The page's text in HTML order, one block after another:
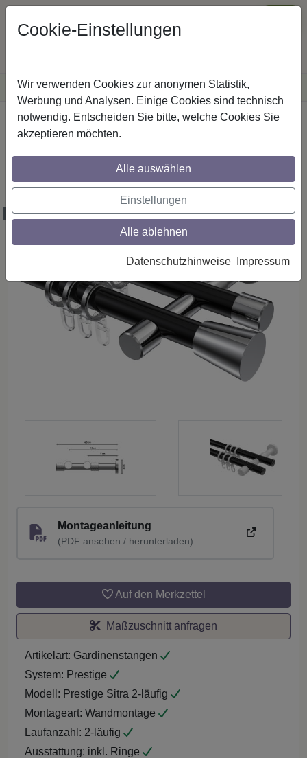
VersandkostenfreieLieferung innerhalb Deutschlands
Sichere Zahlung
Startseite Gardinenstangen Metall
2-läufig, Modell PRESTIGE - Sitra
Schwarz / Chrom
Maßzuschnitt möglich
Montageanleitung
(PDF ansehen / herunterladen)
Auf den Merkzettel
Maßzuschnitt anfragen
Artikelart: Gardinenstangen
System: Prestige
Modell: Prestige Sitra 2-läufig
Montageart: Wandmontage
Laufanzahl: 2-läufig
Ausstattung: inkl. Ringe
Cookie-Einstellungen
Wir verwenden Cookies zur anonymen Statistik,
Werbung und Analysen. Einige Cookies sind technisch
notwendig. Entscheiden Sie bitte, welche Cookies Sie
akzeptieren möchten.
Alle auswählen
Einstellungen
Alle ablehnen
Datenschutzhinweise Impressum